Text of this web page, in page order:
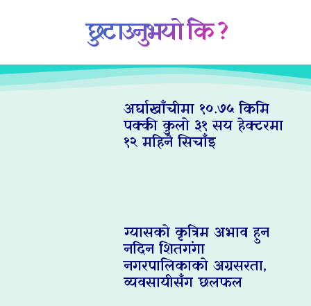
छुटाउनुभयो कि ?
अर्घाखाँचीमा १०.७५ किमि
पक्की कुलो ३१ सय हेक्टरमा
१२ महिनै सिचाँइ
ग्यासको कृत्रिम अभाव हुन
नदिन शितगंगा
नगरपालिकाको अग्रसरता,
व्यवसायीसँग छलफल